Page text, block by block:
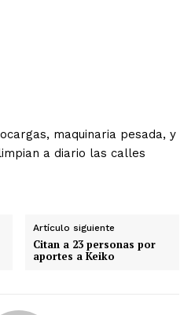
maquinaria pesada, y
a diario las calles
Artículo siguiente
Citan a 23 personas por
aportes a Keiko